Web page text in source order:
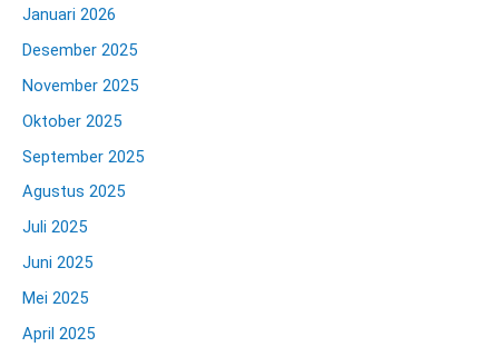
Januari 2026
Desember 2025
November 2025
Oktober 2025
September 2025
Agustus 2025
Juli 2025
Juni 2025
Mei 2025
April 2025